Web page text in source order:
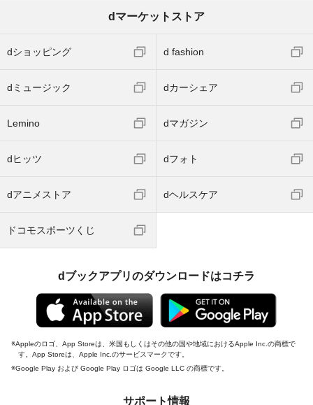
dマーケットストア
dショッピング d fashion
dミュージック dカーシェア
Lemino dマガジン
dヒッツ dフォト
dアニメストア dヘルスケア
ドコモスポーツくじ
dブックアプリのダウンロードはコチラ
Appleのロゴ、App Storeは、米国もしくはその他の国や地域におけるApple Inc.の商標で
す。App Storeは、Apple Inc.のサービスマークです。
Google Play および Google Play ロゴは Google LLC の商標です。
サポート情報